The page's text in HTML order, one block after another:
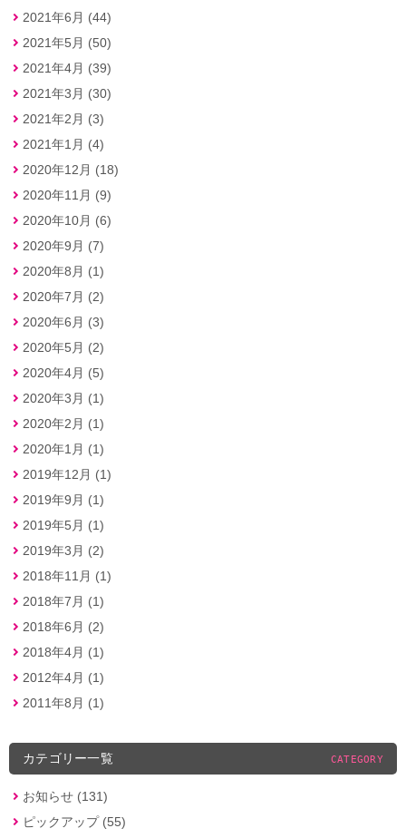
2021年6月 (44)
2021年5月 (50)
2021年4月 (39)
2021年3月 (30)
2021年2月 (3)
2021年1月 (4)
2020年12月 (18)
2020年11月 (9)
2020年10月 (6)
2020年9月 (7)
2020年8月 (1)
2020年7月 (2)
2020年6月 (3)
2020年5月 (2)
2020年4月 (5)
2020年3月 (1)
2020年2月 (1)
2020年1月 (1)
2019年12月 (1)
2019年9月 (1)
2019年5月 (1)
2019年3月 (2)
2018年11月 (1)
2018年7月 (1)
2018年6月 (2)
2018年4月 (1)
2012年4月 (1)
2011年8月 (1)
カテゴリー一覧 CATEGORY
お知らせ (131)
ピックアップ (55)